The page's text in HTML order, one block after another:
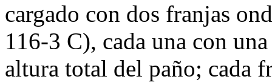
cargado con dos franjas
116-3 C), cada una con
altura total del paño; cada